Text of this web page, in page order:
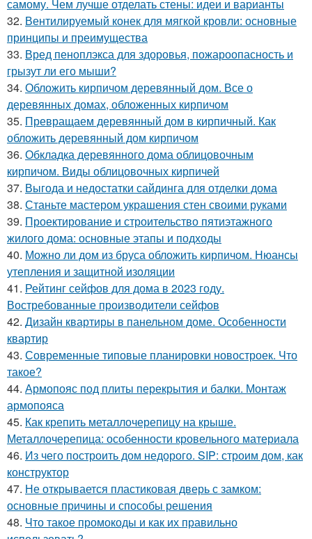
самому. Чем лучше отделать стены: идеи и варианты
32. Вентилируемый конек для мягкой кровли: основные
принципы и преимущества
33. Вред пеноплэкса для здоровья, пожароопасность и
грызут ли его мыши?
34. Обложить кирпичом деревянный дом. Все о
деревянных домах, обложенных кирпичом
35. Превращаем деревянный дом в кирпичный. Как
обложить деревянный дом кирпичом
36. Обкладка деревянного дома облицовочным
кирпичом. Виды облицовочных кирпичей
37. Выгода и недостатки сайдинга для отделки дома
38. Станьте мастером украшения стен своими руками
39. Проектирование и строительство пятиэтажного
жилого дома: основные этапы и подходы
40. Можно ли дом из бруса обложить кирпичом. Нюансы
утепления и защитной изоляции
41. Рейтинг сейфов для дома в 2023 году.
Востребованные производители сейфов
42. Дизайн квартиры в панельном доме. Особенности
квартир
43. Современные типовые планировки новостроек. Что
такое?
44. Армопояс под плиты перекрытия и балки. Монтаж
армопояса
45. Как крепить металлочерепицу на крыше.
Металлочерепица: особенности кровельного материала
46. Из чего построить дом недорого. SIP: строим дом, как
конструктор
47. Не открывается пластиковая дверь с замком:
основные причины и способы решения
48. Что такое промокоды и как их правильно